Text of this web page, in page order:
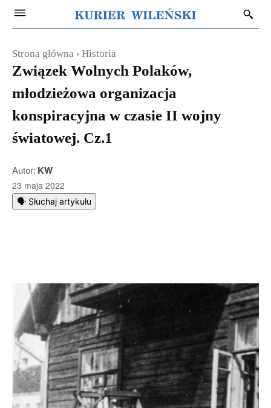
Strona główna Historia
Związek Wolnych Polaków,
młodzieżowa organizacja
konspiracyjna w czasie II wojny
światowej. Cz.1
Autor: KW
23 maja 2022
🗣️ Słuchaj artykułu